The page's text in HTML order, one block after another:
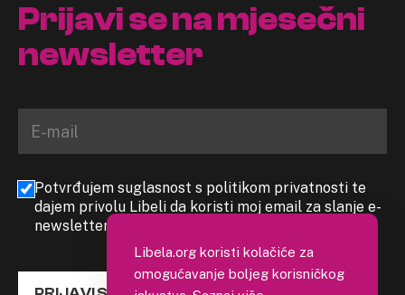
Prijavi se na mjesečni
newsletter
Potvrđujem suglasnost s politikom privatnosti te
dajem privolu Libeli da koristi moj email za slanje e-
newslettera
Libela.org koristi kolačiće za
omogućavanje boljeg korisničkog